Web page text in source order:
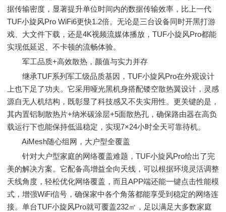
据传输密度，显著提升单位时间内的数据传输效率，比上一代
TUF小旋风Pro WiFi6更快1.2倍。无论是三台设备同时开黑打游
戏、大文件下载，还是4K视频流媒体播放，TUF小旋风Pro都能
实现低延迟、不卡顿的流畅体验。
军工品质+高效散热，颜值与实力并存
继承TUF系列军工级品质基因，TUF小旋风Pro在外观设计
上也下足了功夫。它采用哑光黑机身搭配镂空散热翼设计，灵感
源自无人机结构，既彰显了科技感又不失实用性。更关键的是，
其内置铝制散热片+纳米碳涂层+5面散热孔，确保路由器在高负
载运行下也能保持低温稳定，实现7×24小时全天可靠待机。
AiMesh随心组网，大户型全覆盖
针对大户型家庭的网络覆盖难题，TUF小旋风Pro给出了完
美的解决方案。它配备高增益全向天线，可以根据环境灵活调整
天线角度，轻松优化网络覆盖，而且APP端还能一键点击性能模
式，增强WiFi信号，确保家中各个角落都能享受到稳定的网络连
接。单台TUF小旋风Pro就可覆盖232㎡，足以满足大多数家庭